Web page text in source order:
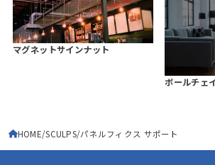
マグネットサインナット
ボールチェ
HOME SCULPS パネルフィクス サポート